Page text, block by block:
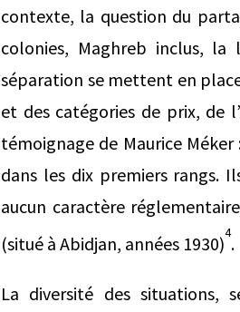
contexte, la question du
colonies, Maghreb inclus,
séparation se mettent en
et des catégories de prix, de
témoignage de Maurice
dans les dix premiers rangs.
aucun caractère
(situé à Abidjan, années 1930)4.
La diversité des situations,